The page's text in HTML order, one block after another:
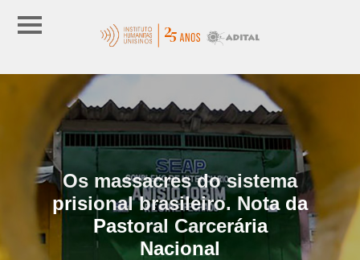
Os massacres do sistema
prisional brasileiro. Nota da
Pastoral Carcerária
Nacional